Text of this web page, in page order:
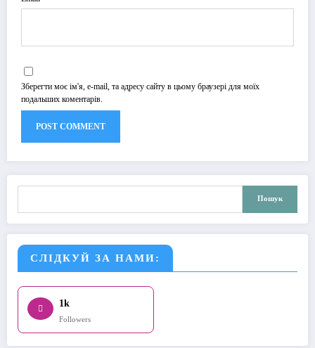
Зберегти моє ім'я, e-mail, та адресу сайту в цьому браузері для моїх
подальших коментарів.
Пошук
СЛІДКУЙ ЗА НАМИ:
1k
Followers